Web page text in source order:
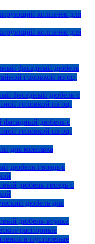
колпачек для
колпачек для
фасадный дюбель
головкой из оц.
фасадный дюбель с
головкой из оц.
фасадный дюбель с
головкой из оц.
для монтажа
дюбель-гвоздь с
дюбель-гвоздь с
дюбель для
дюбель-втулка
распорные
в пустотелые